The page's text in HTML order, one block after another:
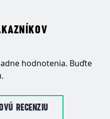
hodnotenia. Buďte
RECENZIU